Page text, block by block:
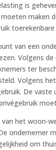
is
van een
Volgens
ter
Volgens
De
het woon-
ondernemer
om